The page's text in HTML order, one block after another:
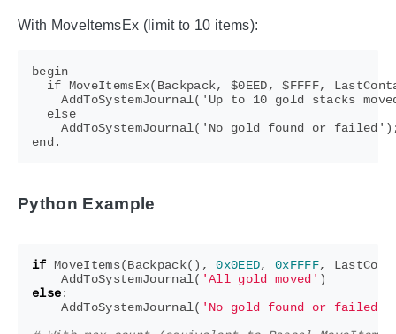
With MoveItemsEx (limit to 10 items):
begin
if MoveItemsEx(Backpack, $0EED, $FFFF,
AddToSystemJournal('Up to 10 gold stacks
  else
AddToSystemJournal('No gold found or
Python Example
if MoveItems(Backpack(), 0x0EED, 0xFFFF,
AddToSystemJournal( 'All gold moved' )
else:
AddToSystemJournal( 'No gold found or failed'